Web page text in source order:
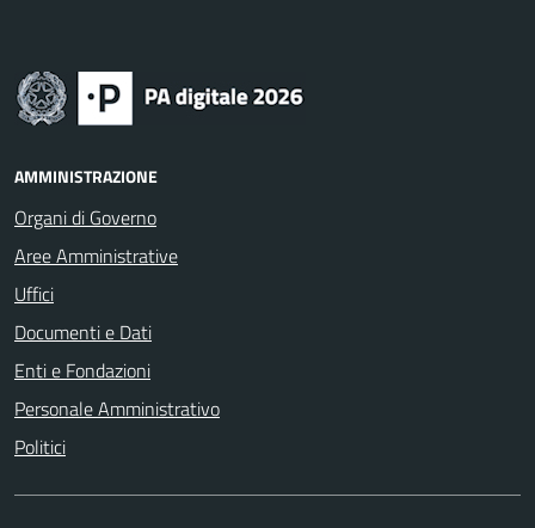
AMMINISTRAZIONE
Organi di Governo
Aree Amministrative
Uffici
Documenti e Dati
Enti e Fondazioni
Personale Amministrativo
Politici